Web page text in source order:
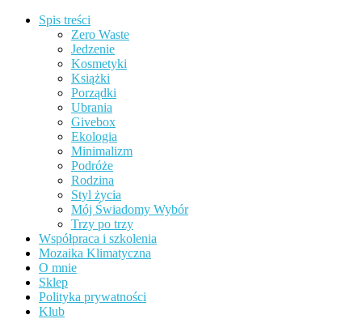
Spis treści
Zero Waste
Jedzenie
Kosmetyki
Książki
Porządki
Ubrania
Givebox
Ekologia
Minimalizm
Podróże
Rodzina
Styl życia
Mój Świadomy Wybór
Trzy po trzy
Współpraca i szkolenia
Mozaika Klimatyczna
O mnie
Sklep
Polityka prywatności
Klub